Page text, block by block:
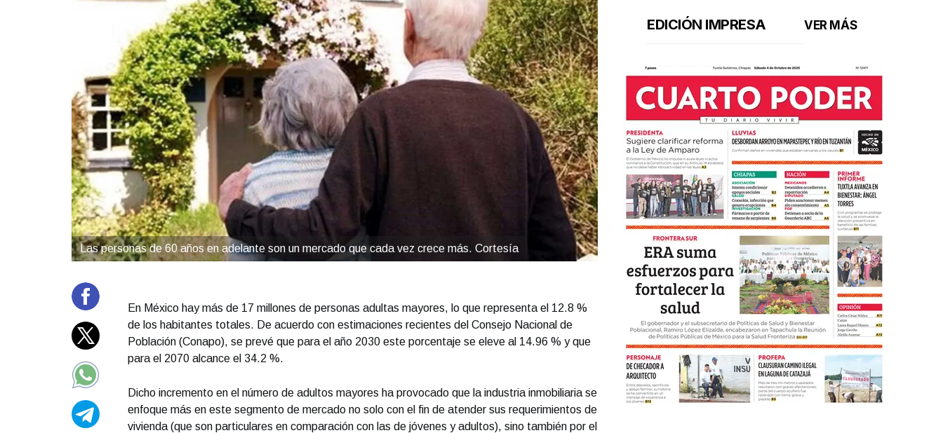
Las personas de 60 años en adelante son un mercado que cada vez crece más. Cortesía
En México hay más de 17 millones de personas adultas mayores, lo que representa el 12.8 %
de los habitantes totales. De acuerdo con estimaciones recientes del Consejo Nacional de
Población (Conapo), se prevé que para el año 2030 este porcentaje se eleve al 14.96 % y que
para el 2070 alcance el 34.2 %.
Dicho incremento en el número de adultos mayores ha provocado que la industria inmobiliaria se
enfoque más en este segmento de mercado no solo con el fin de atender sus requerimientos de
vivienda (que son particulares en comparación con las de jóvenes y adultos), sino también por el
EDICIÓN IMPRESA VER MÁS